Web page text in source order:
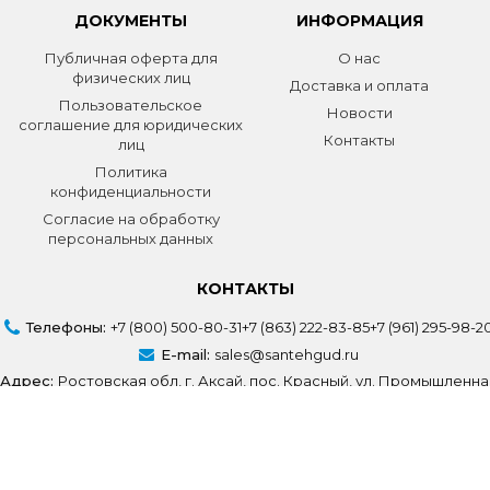
ДОКУМЕНТЫ
Публичная оферта для
физических лиц
Пользовательское
соглашение для юридических
лиц
Политика
конфиденциальности
Согласие на обработку
персональных данных
ИНФОРМАЦИЯ
О нас
Доставка и оплата
Новости
Контакты
КОНТАКТЫ
Телефоны: +7 (800) 500-80-31+7 (863) 222-83-85+7 (961) 295-98-
E-mail: sales@santehgud.ru
Адрес: Ростовская обл, г. Аксай, пос. Красный, ул.